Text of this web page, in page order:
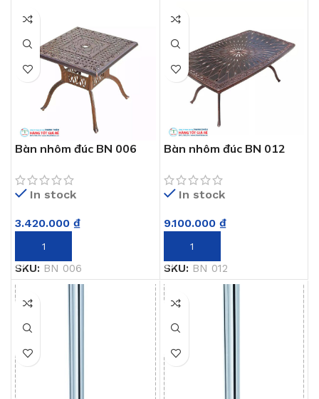
Bàn nhôm đúc BN 006
In stock
3.420.000 ₫
THÊM VÀO GIỎ HÀNG
SKU: BN 006
Bàn nhôm đúc BN 012
In stock
9.100.000 ₫
THÊM VÀO GIỎ HÀNG
SKU: BN 012